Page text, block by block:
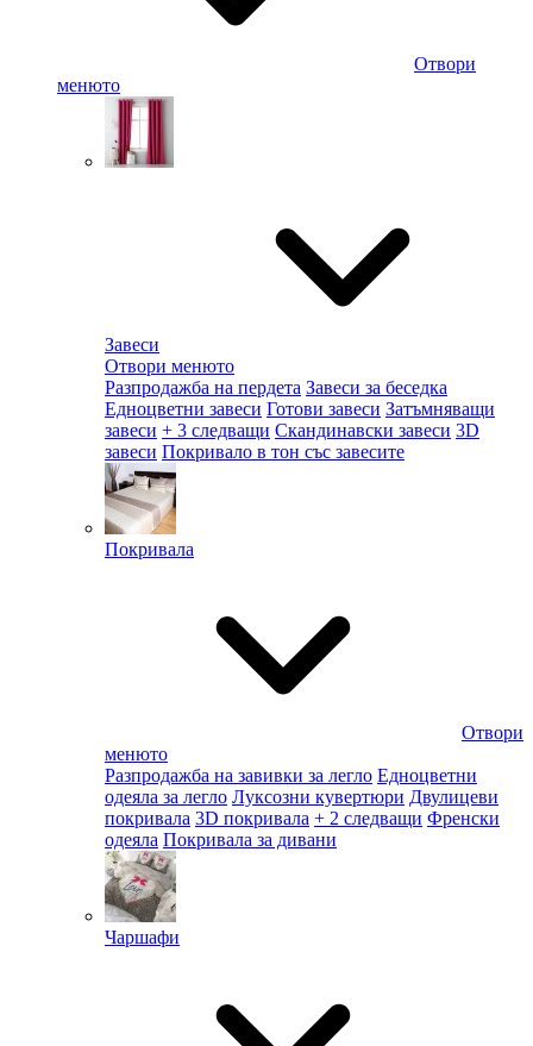
Отвори
менюто
Завеси
Отвори менюто
Разпродажба на пердета Завеси за беседка
Едноцветни завеси Готови завеси Затъмняващи
завеси + 3 следващи Скандинавски завеси 3D
завеси Покривало в тон със завесите
Покривала
Отвори
менюто
Разпродажба на завивки за легло Едноцветни
одеяла за легло Луксозни кувертюри Двулицеви
покривала 3D покривала + 2 следващи Френски
одеяла Покривала за дивани
Чаршафи